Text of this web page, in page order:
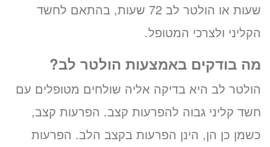
שעות או הולטר לב 72 שעות, בהתאם לחשד
הקליני ולצרכי המטופל.
מה בודקים באמצעות הולטר לב?
הולטר לב היא בדיקה אליה שולחים מטופלים עם
חשד קליני גבוה להפרעות קצב. הפרעות קצב,
כשמן כן הן, הינן הפרעות בקצב הלב. הפרעות